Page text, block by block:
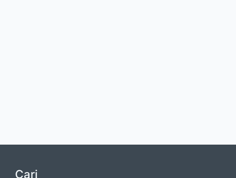
Cari